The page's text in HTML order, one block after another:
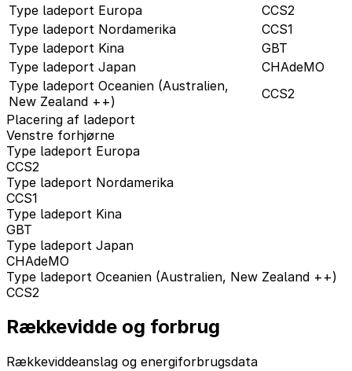
Type ladeport Europa
CCS2
Type ladeport Nordamerika
CCS1
Type ladeport Kina
GBT
Type ladeport Japan
CHAdeMO
Type ladeport Oceanien (Australien,
New Zealand ++)
CCS2
Placering af ladeport
Venstre forhjørne
Type ladeport Europa
CCS2
Type ladeport Nordamerika
CCS1
Type ladeport Kina
GBT
Type ladeport Japan
CHAdeMO
Type ladeport Oceanien (Australien, New Zealand ++)
CCS2
Rækkevidde og forbrug
Rækkeviddeanslag og energiforbrugsdata